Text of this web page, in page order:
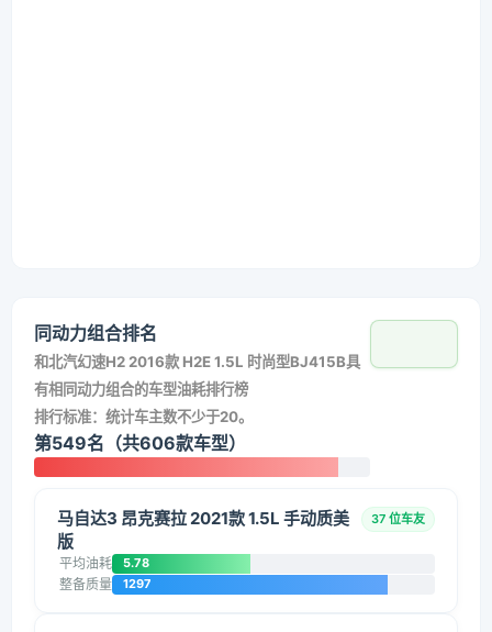
同动力组合排名
和北汽幻速H2 2016款 H2E 1.5L 时尚型BJ415B具
有相同动力组合的车型油耗排行榜
排行标准：统计车主数不少于20。
第549名（共606款车型）
马自达3 昂克赛拉 2021款 1.5L 手动质美
版
37 位车友
平均油耗 5.78
整备质量 1297